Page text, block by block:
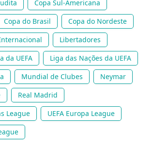
Copa Sul-Americana
Copa do Brasil
Copa do Nordeste
Libertadores
da UEFA
Liga das Nações da UEFA
Mundial de Clubes
Neymar
Real Madrid
League
UEFA Europa League